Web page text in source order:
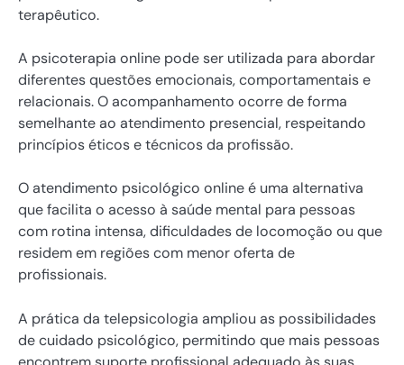
terapêutico.
A psicoterapia online pode ser utilizada para abordar
diferentes questões emocionais, comportamentais e
relacionais. O acompanhamento ocorre de forma
semelhante ao atendimento presencial, respeitando
princípios éticos e técnicos da profissão.
O atendimento psicológico online é uma alternativa
que facilita o acesso à saúde mental para pessoas
com rotina intensa, dificuldades de locomoção ou que
residem em regiões com menor oferta de
profissionais.
A prática da telepsicologia ampliou as possibilidades
de cuidado psicológico, permitindo que mais pessoas